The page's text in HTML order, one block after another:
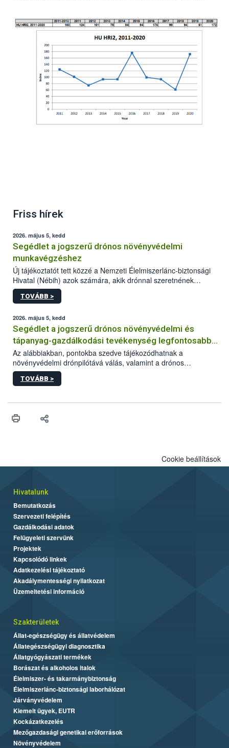
Friss hírek
2026. május 5, kedd
Segédlet a jogszerű drónos növényvédelmi
munkavégzéshez
Új tájékoztatót tett közzé a Nemzeti Élelmiszerlánc-biztonsági
Hivatal (Nébih) azok számára, akik drónnal szeretnének
növényvédelmi vagy tápanyag-gazdálkodási tevékenységet
végezni Magyarországon. Az összefoglaló részletesen
műszaki és hatósági feltételek.
TOVÁBB >
2026. május 5, kedd
Segédlet a jogszerű drónos növényvédelmi és
tápanyag-gazdálkodási tevékenység legfontosabb
feltételeiről
Az alábbiakban, pontokba szedve tájékozódhatnak a
növényvédelmi drónpilótává válás, valamint a drónos
növényvédelmi és tápanyag-gazdálkodási tevékenység
végzésének legfontosabb feltételeiről*.
TOVÁBB >
Cookie beállítások
Hivatalunk
Bemutatkozás
Szervezeti felépítés
Gazdálkodási adatok
Felügyeleti szervünk
Projektek
Kapcsolódó linkek
Adatkezelési tájékoztató
Akadálymentességi nyilatkozat
Üzemeltetési információ
Szakterületek
Állat-egészségügy és állatvédelem
Állategészségügyi diagnosztika
Állatgyógyászati termékek
Borászat és alkoholos italok
Élelmiszer- és takarmánybiztonság
Élelmiszerlánc-biztonsági laborhálózat
Járványvédelem
Kiemelt ügyek, EUTR
Kockázatkezelés
Mezőgazdasági genetikai erőforrások
Növényvédelem